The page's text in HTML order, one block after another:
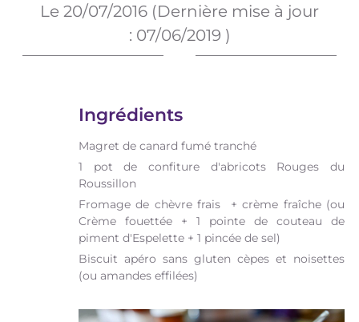
Le 20/07/2016 (Dernière mise à jour
: 07/06/2019 )
Ingrédients
Magret de canard fumé tranché
1 pot de confiture d'abricots Rouges du
Roussillon
Fromage de chèvre frais + crème fraîche (ou
Crème fouettée + 1 pointe de couteau de
piment d'Espelette + 1 pincée de sel)
Biscuit apéro sans gluten cèpes et noisettes
(ou amandes effilées)